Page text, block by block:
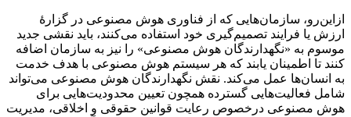
ازاین‌رو، سازمان‌هایی که از فناوری هوش مصنوعی در گزارهٔ
ارزش یا فرایند تصمیم‌گیری خود استفاده می‌کنند، باید نقشی جدید
موسوم به «نگهدارندگان هوش مصنوعی» را نیز به سازمان اضافه
کنند تا اطمینان یابند که هر سیستم هوش مصنوعی با هدف خدمت
به انسان‌ها عمل می‌کند. نقش نگهدارندگان هوش مصنوعی می‌تواند
شامل فعالیت‌هایی گسترده‌ همچون تعیین محدودیت‌هایی برای
هوش مصنوعی درخصوص رعایت قوانین حقوقی و اخلاقی، مدیریت